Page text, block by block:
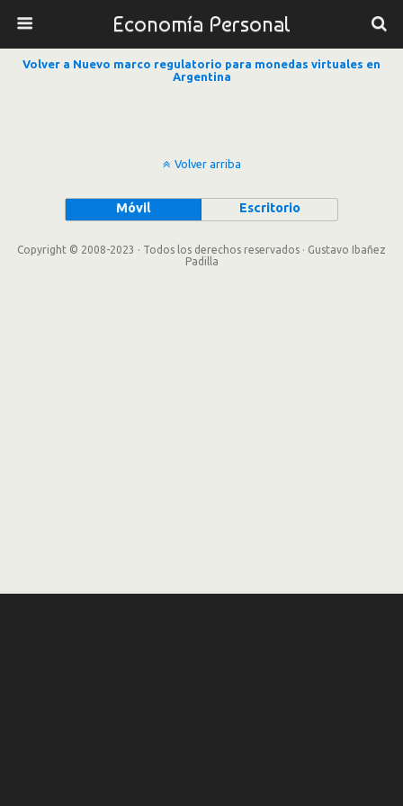
Economía Personal
Volver a Nuevo marco regulatorio para monedas virtuales en
Argentina
Volver arriba
Móvil Escritorio
Copyright © 2008-2023 · Todos los derechos reservados · Gustavo Ibañez
Padilla